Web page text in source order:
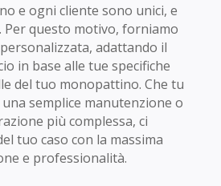
e ogni cliente sono unici, e
Per questo motivo, forniamo
adattando il
in base alle tue specifiche
del tuo monopattino. Che tu
semplice manutenzione o
più complessa, ci
tuo caso con la massima
e professionalità.